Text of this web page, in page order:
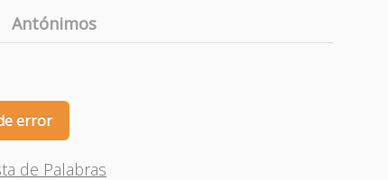
Antónimos
error
de Palabras